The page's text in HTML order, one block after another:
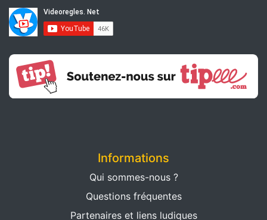
Informations
Qui sommes-nous ?
Questions fréquentes
Partenaires et liens ludiques